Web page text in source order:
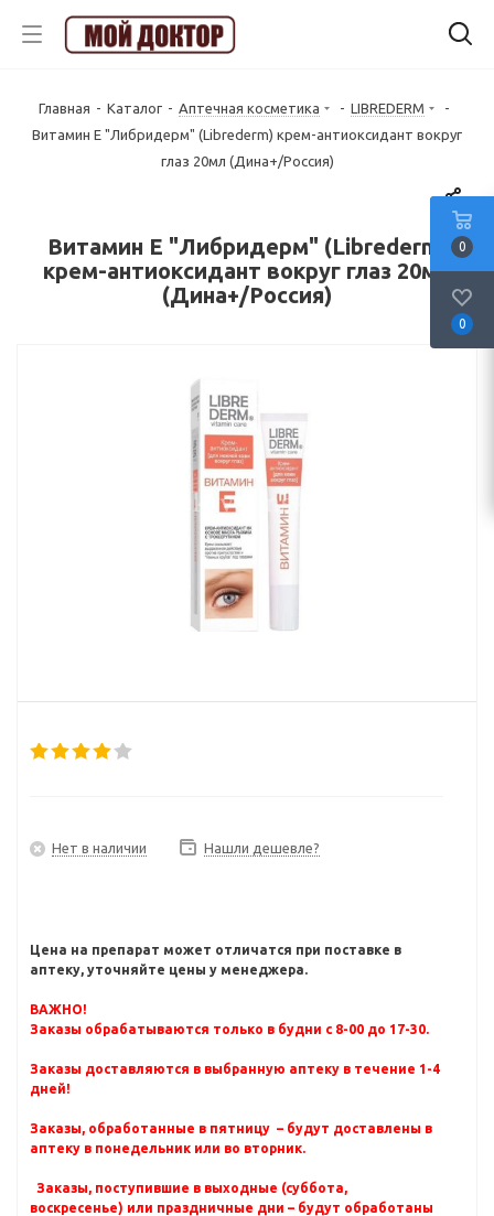
Главная - Каталог - Аптечная косметика - LIBREDERM
-
Витамин Е "Либридерм" (Librederm) крем-антиоксидант вокруг
глаз 20мл (Дина+/Россия)
Витамин Е "Либридерм" (Librederm)
крем-антиоксидант вокруг глаз 20мл
(Дина+/Россия)
Нет в наличии Нашли дешевле?
Цена на препарат может отличатся при поставке в
аптеку, уточняйте цены у менеджера.
ВАЖНО!
Заказы обрабатываются только в будни с 8-00 до 17-30.
Заказы доставляются в выбранную аптеку в течение 1-4
дней!
Заказы, обработанные в пятницу – будут доставлены в
аптеку в понедельник или во вторник.
Заказы, поступившие в выходные (суббота,
воскресенье) или праздничные дни – будут обработаны
0
0